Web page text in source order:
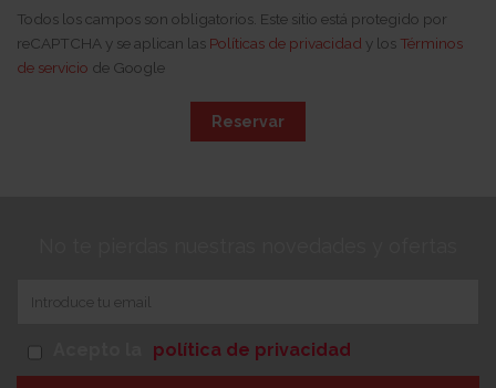
Todos los campos son obligatorios. Este sitio está protegido por
reCAPTCHA y se aplican las Políticas de privacidad y los Términos
de servicio de Google
Reservar
política de privacidad